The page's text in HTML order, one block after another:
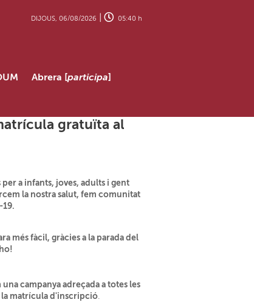
DIJOUS, 06/08/2026 | 05:40 h
Abrera [participa]
gratuïta al
a infants, joves, adults i gent
la nostra salut, fem comunitat
més fàcil, gràcies a la parada del
campanya adreçada a totes les
matrícula d'inscripció.